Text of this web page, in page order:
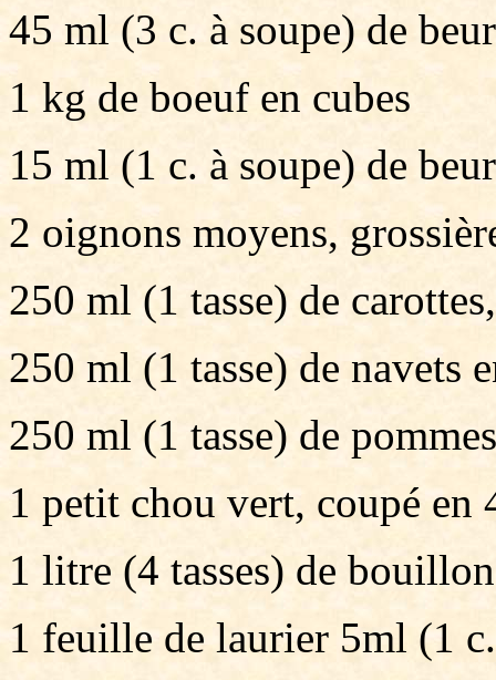
45 ml (3 c. à soupe) de
1 kg de boeuf en cubes
15 ml (1 c. à soupe) de
2 oignons moyens,
250 ml (1 tasse) de
250 ml (1 tasse) de navets
250 ml (1 tasse) de
1 petit chou vert, coupé en
1 litre (4 tasses) de
1 feuille de laurier 5ml (1